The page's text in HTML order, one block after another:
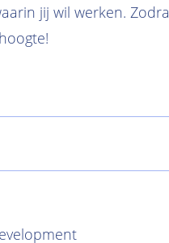
jij wil werken. Zodra